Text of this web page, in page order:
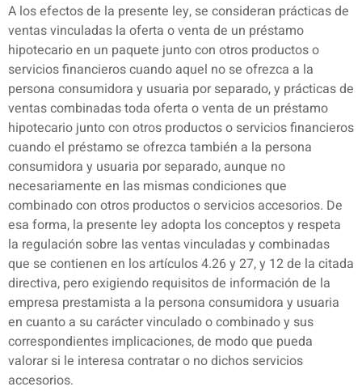
A los efectos de la presente ley, se consideran prácticas de
ventas vinculadas la oferta o venta de un préstamo
hipotecario en un paquete junto con otros productos o
servicios financieros cuando aquel no se ofrezca a la
persona consumidora y usuaria por separado, y prácticas de
ventas combinadas toda oferta o venta de un préstamo
hipotecario junto con otros productos o servicios financieros
cuando el préstamo se ofrezca también a la persona
consumidora y usuaria por separado, aunque no
necesariamente en las mismas condiciones que
combinado con otros productos o servicios accesorios. De
esa forma, la presente ley adopta los conceptos y respeta
la regulación sobre las ventas vinculadas y combinadas
que se contienen en los artículos 4.26 y 27, y 12 de la citada
directiva, pero exigiendo requisitos de información de la
empresa prestamista a la persona consumidora y usuaria
en cuanto a su carácter vinculado o combinado y sus
correspondientes implicaciones, de modo que pueda
valorar si le interesa contratar o no dichos servicios
accesorios.